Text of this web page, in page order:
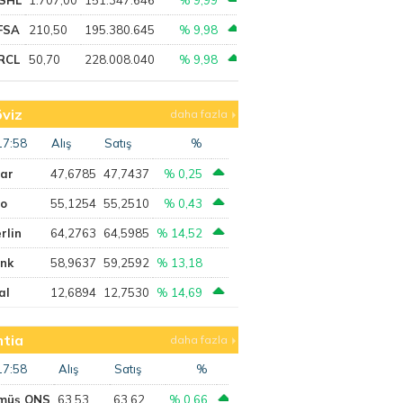
210,50 195.380.645 % 9,98
50,70 228.008.040 % 9,98
daha fazla
Alış Satış %
47,6785 47,7437 % 0,25
55,1254 55,2510 % 0,43
64,2763 64,5985 % 14,52
58,9637 59,2592 % 13,18
12,6894 12,7530 % 14,69
daha fazla
Alış Satış %
ONS 63,53 63,62 % 0,66